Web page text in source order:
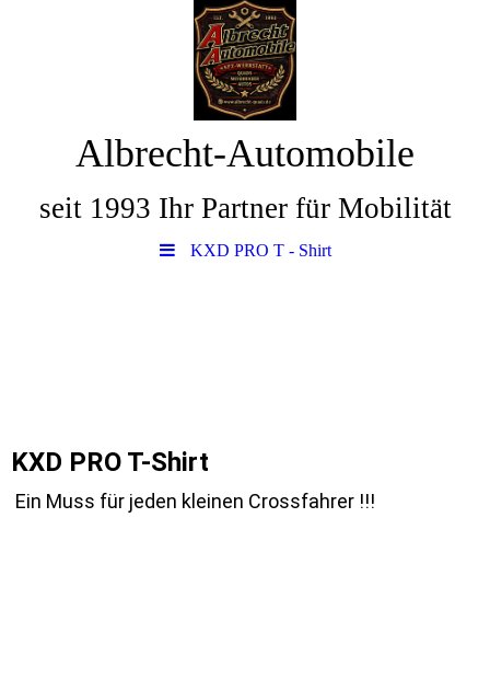
Albrecht-Automobile
seit 1993 Ihr Partner für Mobilität
KXD PRO T - Shirt
KXD PRO T-Shirt
Ein Muss für jeden kleinen Crossfahrer !!!